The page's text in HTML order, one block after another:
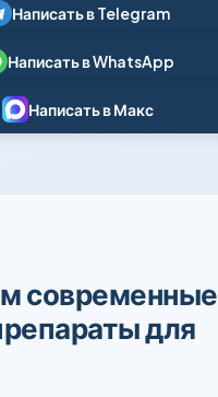
Написать в Telegram
Написать в WhatsApp
Написать в Макс
современные
для